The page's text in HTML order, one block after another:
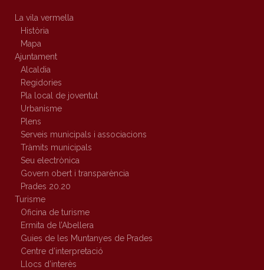
La vila vermella
Història
Mapa
Ajuntament
Alcaldia
Regidories
Pla local de joventut
Urbanisme
Plens
Serveis municipals i associacions
Tràmits municipals
Seu electrònica
Govern obert i transparència
Prades 20.20
Turisme
Oficina de turisme
Ermita de l’Abellera
Guies de les Muntanyes de Prades
Centre d’interpretació
Llocs d’interès